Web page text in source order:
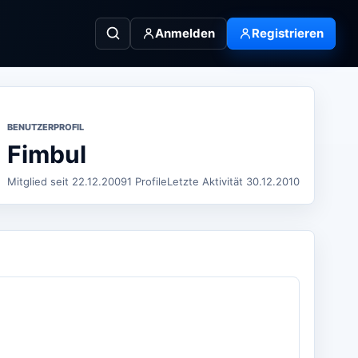
Anmelden Registrieren
BENUTZERPROFIL
Fimbul
Mitglied seit 22.12.20091 ProfileLetzte Aktivität 30.12.2010